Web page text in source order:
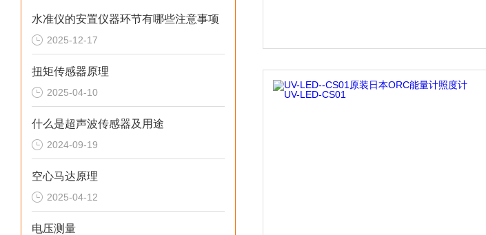
水准仪的安置仪器环节有哪些注意事项
2025-12-17
扭矩传感器原理
2025-04-10
什么是超声波传感器及用途
2024-09-19
空心马达原理
2025-04-12
电压测量